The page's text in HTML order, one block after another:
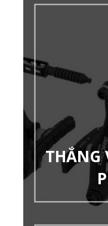
THẮNG